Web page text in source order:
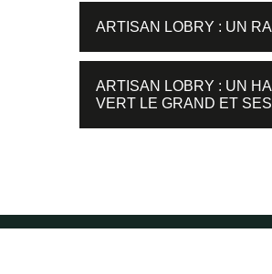
ARTISAN LOBRY : UN
ARTISAN LOBRY : UN
VERT LE GRAND ET